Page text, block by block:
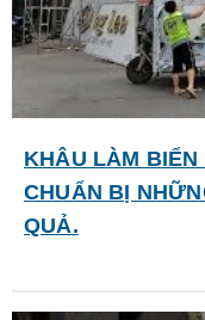
KHÂU LÀM BIỂN
CHUẨN BỊ
QUẢ.